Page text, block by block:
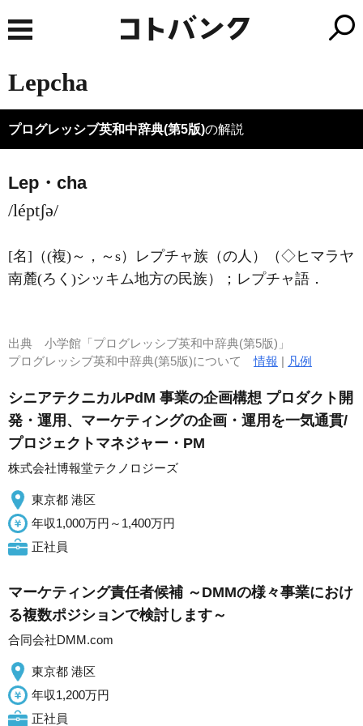
Lepcha
プログレッシブ英和中辞典(第5版)の解説
Lep・cha
/léptʃə/
[名] （(複)～，～s） レプチャ族（の人）（◇ヒマラヤ
南麓(ろく)シッキム地方の民族）；レプチャ語 ．
出典 小学館「プログレッシブ英和中辞典(第5版)」
プログレッシブ英和中辞典(第5版)について情報 | 凡例
シニアテクニカルPdM 事業の企画構想 プロダクト開
発・運用、マーケティングの企画・運用を一気通貫/
プロジェクトマネジャー・PM
株式会社博報堂テクノロジーズ
東京都 港区
年収1,000万円～1,400万円
正社員
マーケティング責任者候補 ～DMMの様々事業におけ
る複数ポジションで検討します～
合同会社DMM.com
東京都 港区
年収1,200万円
正社員